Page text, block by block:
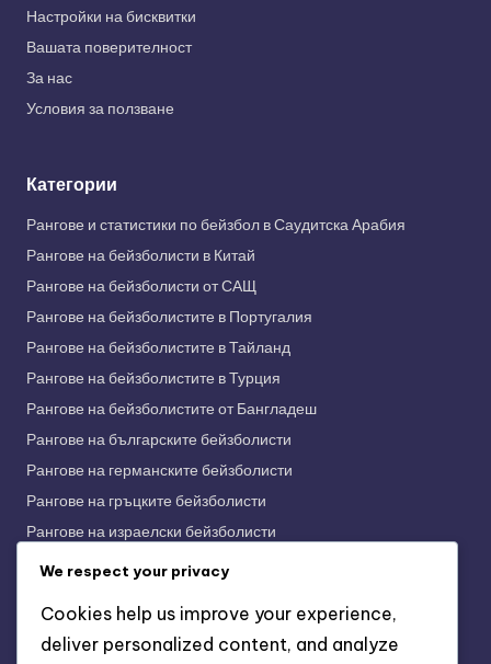
Настройки на бисквитки
Вашата поверителност
За нас
Условия за ползване
Категории
Рангове и статистики по бейзбол в Саудитска Арабия
Рангове на бейзболисти в Китай
Рангове на бейзболисти от САЩ
Рангове на бейзболистите в Португалия
Рангове на бейзболистите в Тайланд
Рангове на бейзболистите в Турция
Рангове на бейзболистите от Бангладеш
Рангове на българските бейзболисти
Рангове на германските бейзболисти
Рангове на гръцките бейзболисти
Рангове на израелски бейзболисти
Рангове на индийските бейзболисти
Рангове на испанските бейзболисти
Рангове на италианските бейзболисти
We respect your privacy
Cookies help us improve your experience,
deliver personalized content, and analyze